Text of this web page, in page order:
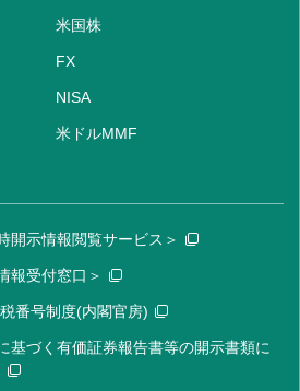
米国株
FX
NISA
米ドルMMF
開示情報閲覧サービス＞
報受付窓口＞
番号制度(内閣官房)
基づく有価証券報告書等の開示書類に